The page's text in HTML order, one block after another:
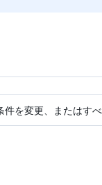
を変更、またはすべ